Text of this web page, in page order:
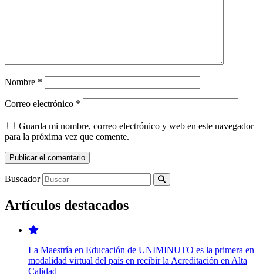
Nombre *
Correo electrónico *
Guarda mi nombre, correo electrónico y web en este navegador
para la próxima vez que comente.
Buscador
Artículos destacados
La Maestría en Educación de UNIMINUTO es la primera en
modalidad virtual del país en recibir la Acreditación en Alta
Calidad